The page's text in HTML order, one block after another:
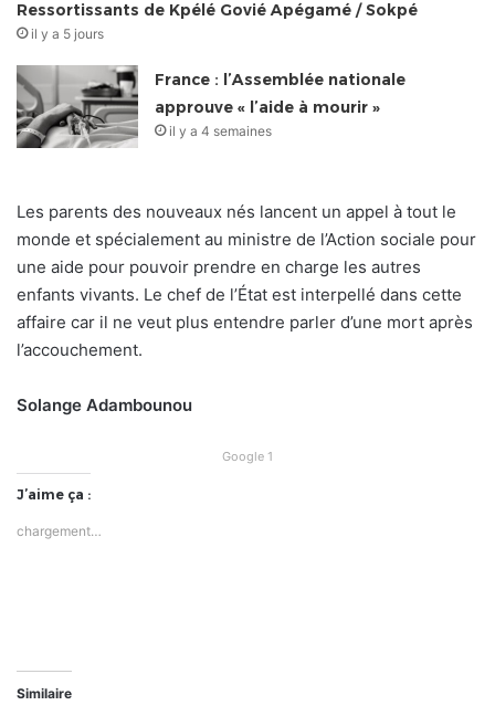
Ressortissants de Kpélé Govié Apégamé / Sokpé
il y a 5 jours
France : l’Assemblée nationale
approuve « l’aide à mourir »
il y a 4 semaines
Les parents des nouveaux nés lancent un appel à tout le
monde et spécialement au ministre de l’Action sociale pour
une aide pour pouvoir prendre en charge les autres
enfants vivants. Le chef de l’État est interpellé dans cette
affaire car il ne veut plus entendre parler d’une mort après
l’accouchement.
Solange Adambounou
Google 1
J’aime ça :
chargement…
Similaire